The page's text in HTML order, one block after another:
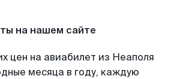
на нашем сайте
цен на авиабилет из Неаполя
месяца в году, каждую